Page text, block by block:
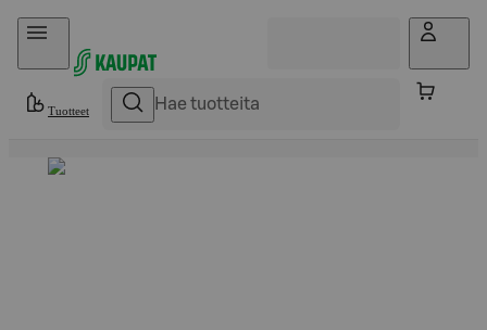
Hyppää sisältöön
Tuotteet